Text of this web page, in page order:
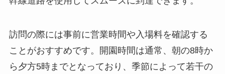
変動があります。また、料金はリーズナブルで、
す。